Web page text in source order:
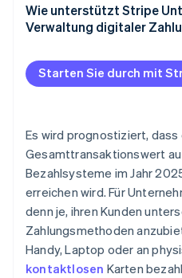
Wie unterstützt Stripe
Verwaltung digitaler
Starten Sie durch mit
Es wird prognostiziert, dass
Gesamttransaktionswert
Bezahlsysteme im Jahr
erreichen wird. Für
denn je, ihren Kunden
Zahlungsmethoden
Handy, Laptop oder an
kontaktlosen Karten